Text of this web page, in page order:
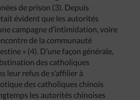
de prison (3). Depuis
évident que les autorités
campagne d’intimidation, voire
de la communauté
» (4). D’une façon générale,
des catholiques
leur refus de s’affilier à
des catholiques chinois
les autorités chinoises